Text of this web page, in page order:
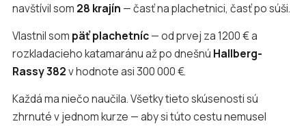
navštívil som 28 krajín — časť na plachetnici, časť po súši.
Vlastnil som päť plachetníc— od prvej za 1200 € a
rozkladacieho katamaránu až po dnešnú Hallberg-
Rassy 382v hodnote asi 300 000 €.
Každá ma niečo naučila. Všetky tieto skúsenosti sú
zhrnuté v jednom kurze — aby si túto cestu nemusel